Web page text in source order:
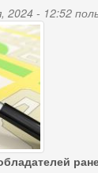
2024 - 12:52